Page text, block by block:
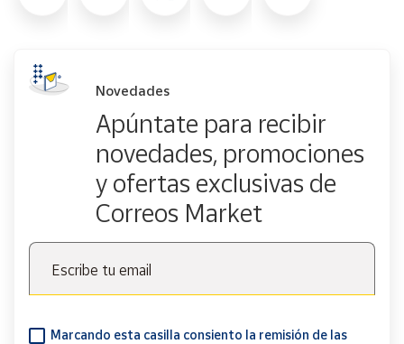
Novedades
Apúntate para recibir
novedades, promociones
y ofertas exclusivas de
Correos Market
Escribe tu email
Marcando esta casilla consiento la remisión de las